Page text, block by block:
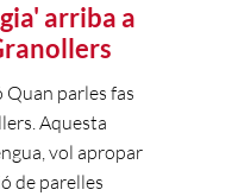
arriba a
parles fas
Aquesta
vol apropar
de parelles